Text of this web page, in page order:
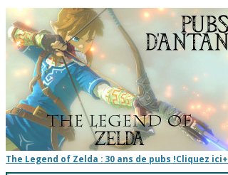
The Legend of Zelda : 30 ans de pubs !Cliquez ici+